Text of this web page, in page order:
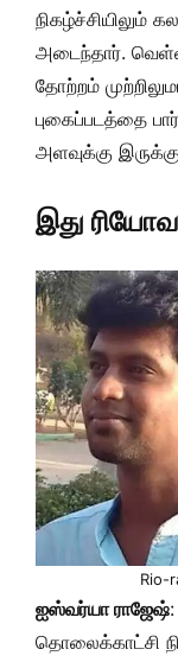
நிகழ்ச்சியிலும்
அடைந்தார்.
தோற்றம்
புகைப்படத்தை
அளவுக்கு
இது
Rio-
ஐஸ்வர்யா ராஜேஷ்
தொலைக்காட்சி